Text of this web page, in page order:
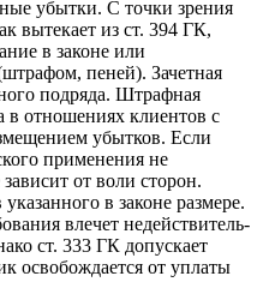
убытки. С точки зрения
вытекает из ст. 394 ГК,
в законе или
пеней). Зачетная
подряда. Штрафная
в отношениях клиентов с
убытков. Если
применения не
от воли сторон.
в законе размере.
влечет недействитель­
ст. 333 ГК допускает
освобождается от уплаты